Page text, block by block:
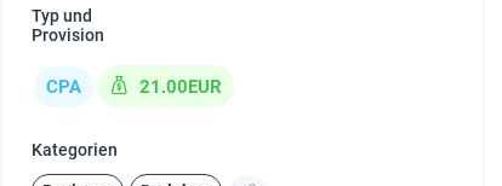
Typ und
Provision
CPA 21.00EUR
Kategorien